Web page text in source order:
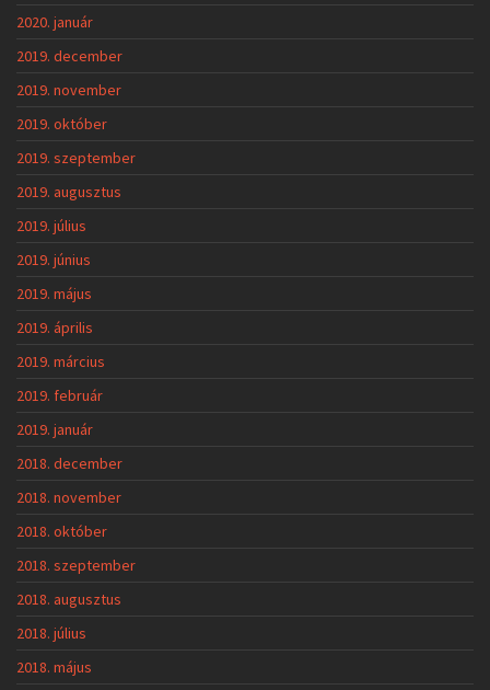
2020. január
2019. december
2019. november
2019. október
2019. szeptember
2019. augusztus
2019. július
2019. június
2019. május
2019. április
2019. március
2019. február
2019. január
2018. december
2018. november
2018. október
2018. szeptember
2018. augusztus
2018. július
2018. május